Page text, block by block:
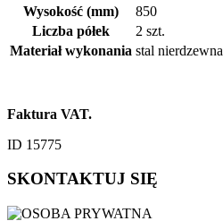
Wysokość (mm)
850
Liczba półek
2 szt.
Materiał wykonania stal nierdzewna
Faktura VAT.
ID 15775
SKONTAKTUJ SIĘ